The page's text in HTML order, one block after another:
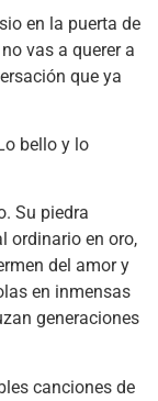
en la puerta de
vas a querer a
que ya
bello y lo
Su piedra
ordinario en oro,
del amor y
en inmensas
generaciones
canciones de